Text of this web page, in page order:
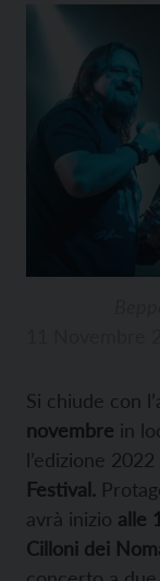
Si chiude con
novembre in
l’edizione
Festival.
avrà inizio alle
Cilloni dei